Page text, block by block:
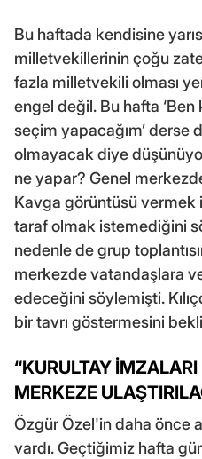
Bu haftada kendisine
milletvekillerinin çoğu
fazla milletvekili olması
engel değil. Bu hafta
seçim yapacağım’ derse
olmayacak diye
ne yapar? Genel
Kavga görüntüsü
taraf olmak istemediğini
nedenle de grup
merkezde vatandaşlara
edeceğini söylemişti.
bir tavrı göstermesini
“KURULTAY
MERKEZE
Özgür Özel'in daha önce
vardı. Geçtiğimiz hafta